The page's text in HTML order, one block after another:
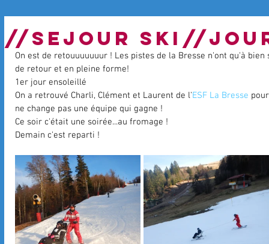
//SEJOUR SKI//
On est de retouuuuuuur ! Les pistes de la Bresse n'ont qu'à
de retour et en pleine forme!
1er jour ensoleillé
On a retrouvé Charli, Clément et Laurent de l'ESF La Bresse
ne change pas une équipe qui gagne !
Ce soir c'était une soirée...au fromage !
Demain c'est reparti !